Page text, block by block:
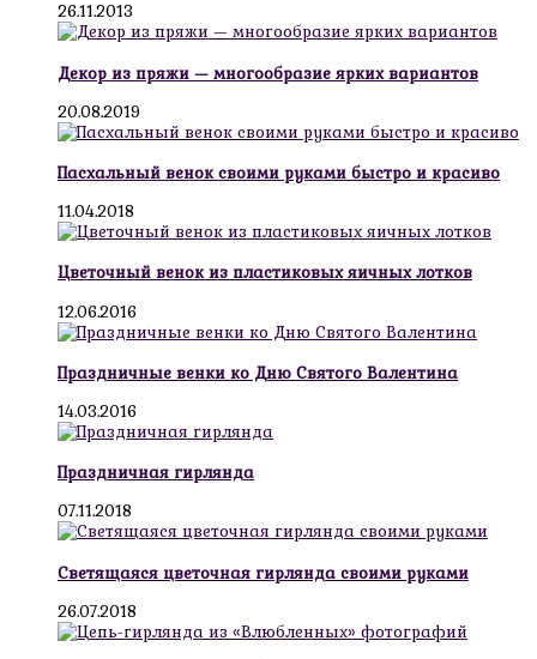
26.11.2013
Декор из пряжи — многообразие ярких вариантов
20.08.2019
Пасхальный венок своими руками быстро и красиво
11.04.2018
Цветочный венок из пластиковых яичных лотков
12.06.2016
Праздничные венки ко Дню Святого Валентина
14.03.2016
Праздничная гирлянда
07.11.2018
Светящаяся цветочная гирлянда своими руками
26.07.2018